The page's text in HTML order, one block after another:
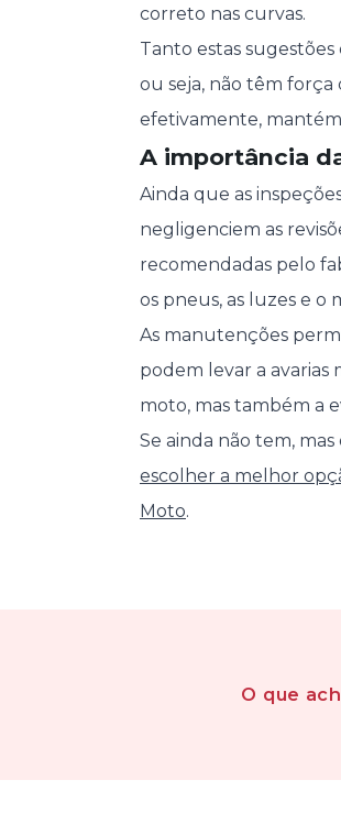
correto nas curvas.
Tanto estas
ou seja, não têm força
efetivamente,
A importância
Ainda que as
negligenciem as
recomendadas pelo
os pneus, as luzes e o
As manutenções
podem levar a avarias
moto, mas também a
Se ainda não tem,
escolher a melhor
Moto.
O que